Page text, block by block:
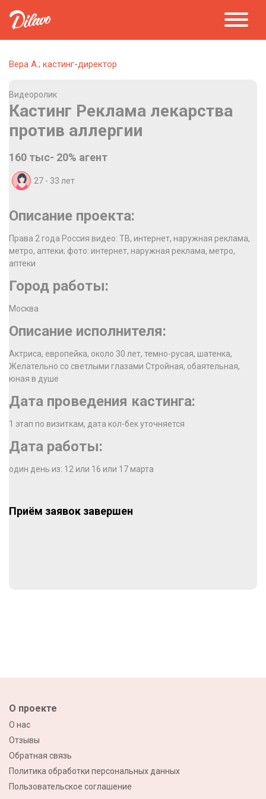
Вера А.; кастинг-директор
Видеоролик
Кастинг Реклама лекарства
против аллергии
160 тыс- 20% агент
27 - 33 лет
Описание проекта:
Права 2 года Россия видео: ТВ, интернет, наружная реклама,
метро, аптеки; фото: интернет, наружная реклама, метро,
аптеки
Город работы:
Москва
Описание исполнителя:
Актриса, европейка, около 30 лет, темно-русая, шатенка,
Желательно со светлыми глазами Стройная, обаятельная,
юная в душе
Дата проведения кастинга:
1 этап по визиткам, дата кол-бек уточняется
Дата работы:
один день из: 12 или 16 или 17 марта
Приём заявок завершен
О проекте
О нас
Отзывы
Обратная связь
Политика обработки персональных данных
Пользовательское соглашение